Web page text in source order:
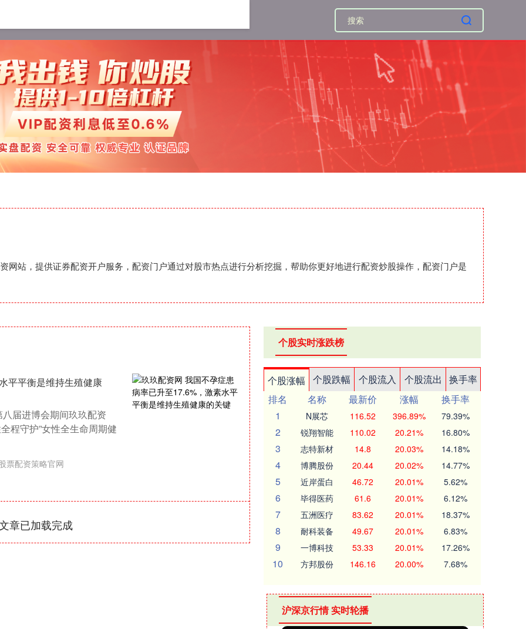
网站，提供证券配资开户服务，配资门户通过对股市热点进行分析挖掘，帮助你更好地进行配资炒股操作，配资门户是
平平衡是维持生殖健康
届进博会期间玖玖配资
程守护”女性全生命周期健
票配资策略官网
章已加载完成
个股实时涨跌榜
个股涨幅 个股跌幅 个股流入 个股流出
换手率
排名
名称 最新价 涨幅
换手率
1
N展芯 116.52 396.89% 79.39%
2 锐翔智能 110.02 20.21% 16.80%
3 志特新材 14.8 20.03% 14.18%
4 博腾股份 20.44 20.02% 14.77%
5 近岸蛋白 46.72 20.01% 5.62%
6 毕得医药 61.6 20.01% 6.12%
7 五洲医疗 83.62 20.01% 18.37%
8 耐科装备 49.67 20.01% 6.83%
9 一博科技 53.33 20.01% 17.26%
10 方邦股份 146.16 20.00% 7.68%
沪深京行情 实时轮播